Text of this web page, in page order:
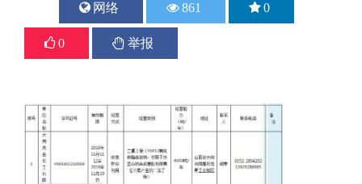
网络 861 0
0 举报